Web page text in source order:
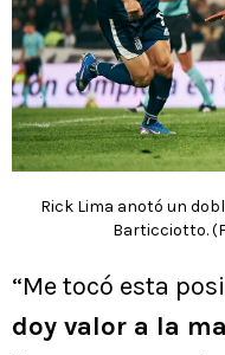
Rick Lima anotó un
Barticciotto.
“Me tocó esta
doy valor a la